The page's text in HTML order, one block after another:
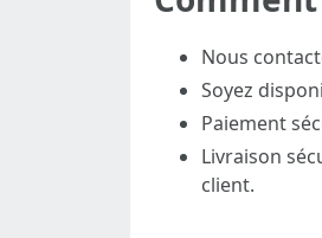
Nous
Soyez
Paiement
Livraison
client.